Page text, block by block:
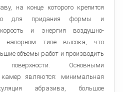
на конце которого крепится
для придания формы и
и энергия воздушно-
напорном типе высока, что
объемы работ и производить
Основными
являются: минимальная
абразива, большое